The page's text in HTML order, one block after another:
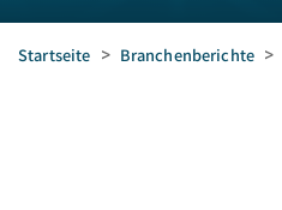
Startseite > Branchenberichte >